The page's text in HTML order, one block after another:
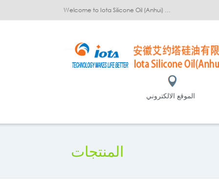
Welcome to Iota Silicone Oil (Anhui) Co., Ltd.!
المنتجات